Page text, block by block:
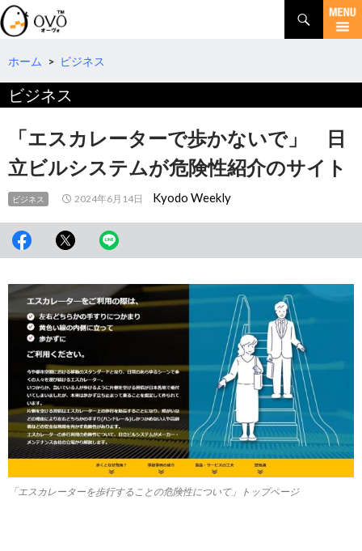
検
索
コ
テ
へ
ホーム > ビジネス
ビジネス
「エスカレーターで歩かないで」 日
立ビルシステムが危険性紹介のサイト
ビジネス 2024年6月14日 Kyodo Weekly
「エスカレーターを歩行することの危険性について」トップページ